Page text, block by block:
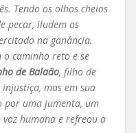
Tendo os olhos cheios
pecar, iludem os
na ganância.
caminho reto e se
de Balaão, filho de
mas em sua
por uma jumenta, um
humana e refreou a